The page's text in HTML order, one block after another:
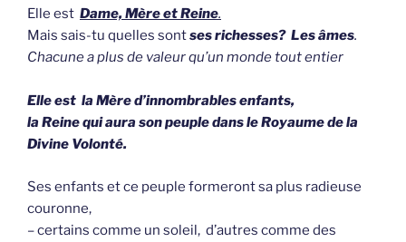
Elle est Dame, Mère et Reine.
Mais sais-tu quelles sontses richesses? Les âmes.
Chacune a plus de valeur qu’un monde tout entier
Elle est la Mère d’innombrables enfants,
la Reine qui aura son peuple dans le Royaume de la
Divine Volonté.
Ses enfants et ce peuple formeront sa plus radieuse
couronne,
– certains comme un soleil, d’autres comme des